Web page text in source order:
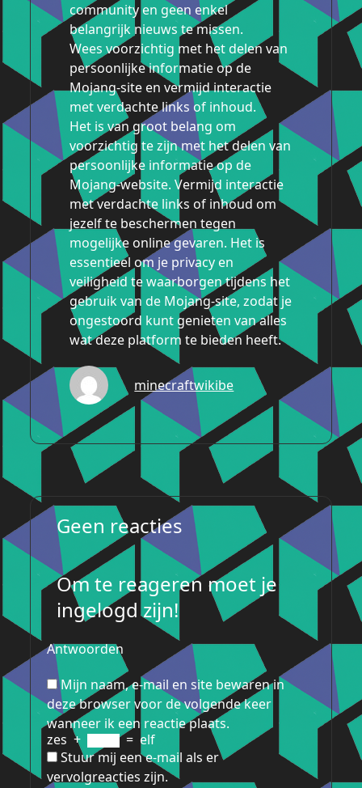
community en geen enkel
belangrijk nieuws te missen.
Wees voorzichtig met het delen van
persoonlijke informatie op de
Mojang-site en vermijd interactie
met verdachte links of inhoud.
Het is van groot belang om
voorzichtig te zijn met het delen van
persoonlijke informatie op de
Mojang-website. Vermijd interactie
met verdachte links of inhoud om
jezelf te beschermen tegen
mogelijke online gevaren. Het is
essentieel om je privacy en
veiligheid te waarborgen tijdens het
gebruik van de Mojang-site, zodat je
ongestoord kunt genieten van alles
wat deze platform te bieden heeft.
minecraftwikibe
Geen reacties
Om te reageren moet je
ingelogd zijn!
Antwoorden
Mijn naam, e-mail en site bewaren in
deze browser voor de volgende keer
wanneer ik een reactie plaats.
zes + = elf
Stuur mij een e-mail als er
vervolgreacties zijn.